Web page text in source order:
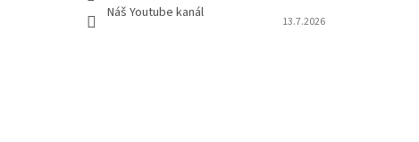
Náš Youtube kanál
13.7.2026